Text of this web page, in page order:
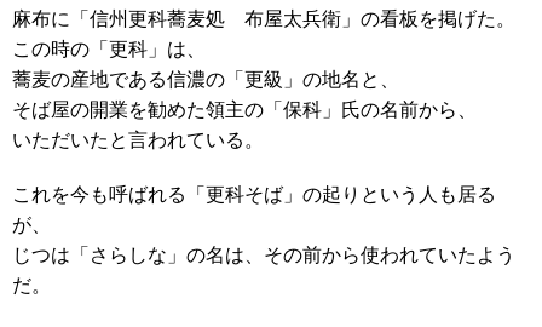
麻布に「信州更科蕎麦処 布屋太兵衛」の看板を掲げた。
この時の「更科」は、
蕎麦の産地である信濃の「更級」の地名と、
そば屋の開業を勧めた領主の「保科」氏の名前から、
いただいたと言われている。
これを今も呼ばれる「更科そば」の起りという人も居る
が、
じつは「さらしな」の名は、その前から使われていたよう
だ。